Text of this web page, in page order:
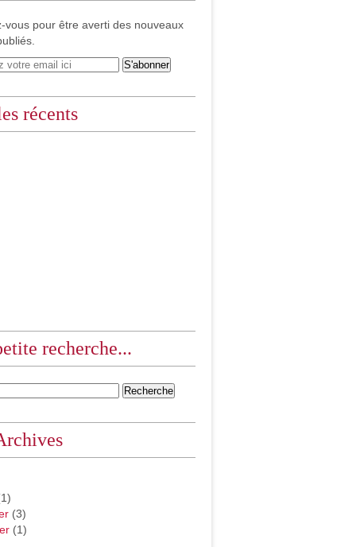
vous pour être averti des nouveaux
récents
recherche...
(3)
(1)